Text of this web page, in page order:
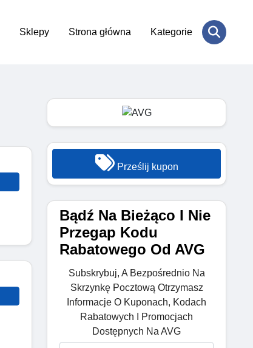
Sklepy Strona główna Kategorie
Prześlij kupon
Bądź Na Bieżąco I Nie
Przegap Kodu
Rabatowego Od AVG
Subskrybuj, A Bezpośrednio Na
Skrzynkę Pocztową Otrzymasz
Informacje O Kuponach, Kodach
Rabatowych I Promocjach
Dostępnych Na AVG